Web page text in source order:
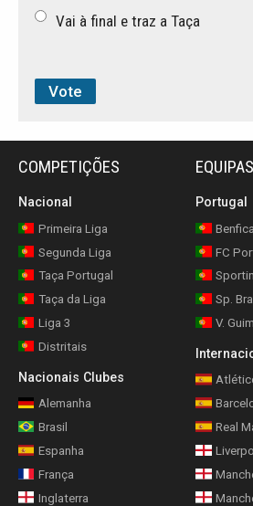
Vai à final e traz a Taça
COMPETIÇÕES
Nacional
Primeira Liga
Segunda Liga
Taça Portugal
Taça da Liga
Liga 3
Distritais
Nacionais Clubes
Alemanha
Brasil
Espanha
França
Inglaterra
EQUIPAS
Portugal
Benfica
FC
Sp.
V.
Real